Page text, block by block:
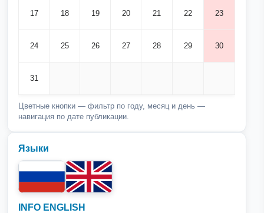
17 18 19 20 21 22 23
24 25 26 27 28 29 30
31
Цветные кнопки — фильтр по году, месяц и день —
навигация по дате публикации.
Языки
INFO ENGLISH